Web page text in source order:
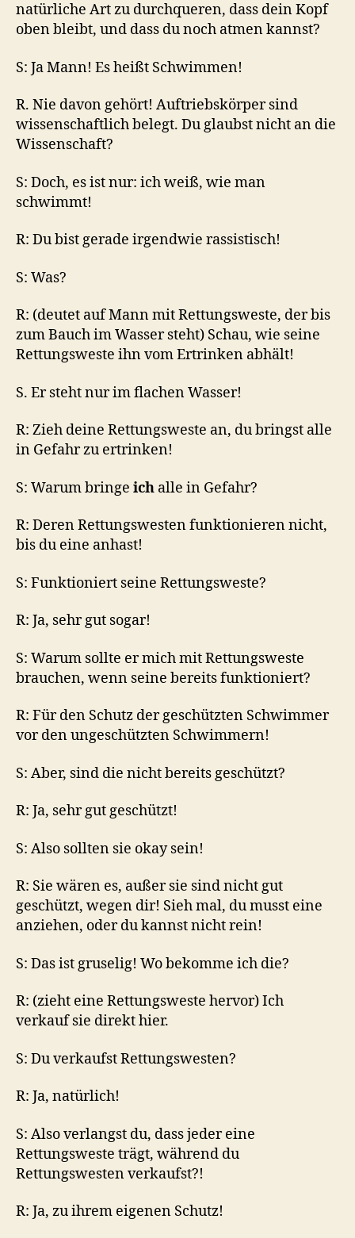
natürliche Art zu durchqueren, dass dein Kopf
oben bleibt, und dass du noch atmen kannst?
S: Ja Mann! Es heißt Schwimmen!
R. Nie davon gehört! Auftriebskörper sind
wissenschaftlich belegt. Du glaubst nicht an die
Wissenschaft?
S: Doch, es ist nur: ich weiß, wie man
schwimmt!
R: Du bist gerade irgendwie rassistisch!
S: Was?
R: (deutet auf Mann mit Rettungsweste, der bis
zum Bauch im Wasser steht) Schau, wie seine
Rettungsweste ihn vom Ertrinken abhält!
S. Er steht nur im flachen Wasser!
R: Zieh deine Rettungsweste an, du bringst alle
in Gefahr zu ertrinken!
S: Warum bringe ich alle in Gefahr?
R: Deren Rettungswesten funktionieren nicht,
bis du eine anhast!
S: Funktioniert seine Rettungsweste?
R: Ja, sehr gut sogar!
S: Warum sollte er mich mit Rettungsweste
brauchen, wenn seine bereits funktioniert?
R: Für den Schutz der geschützten Schwimmer
vor den ungeschützten Schwimmern!
S: Aber, sind die nicht bereits geschützt?
R: Ja, sehr gut geschützt!
S: Also sollten sie okay sein!
R: Sie wären es, außer sie sind nicht gut
geschützt, wegen dir! Sieh mal, du musst eine
anziehen, oder du kannst nicht rein!
S: Das ist gruselig! Wo bekomme ich die?
R: (zieht eine Rettungsweste hervor) Ich
verkauf sie direkt hier.
S: Du verkaufst Rettungswesten?
R: Ja, natürlich!
S: Also verlangst du, dass jeder eine
Rettungsweste trägt, während du
Rettungswesten verkaufst?!
R: Ja, zu ihrem eigenen Schutz!